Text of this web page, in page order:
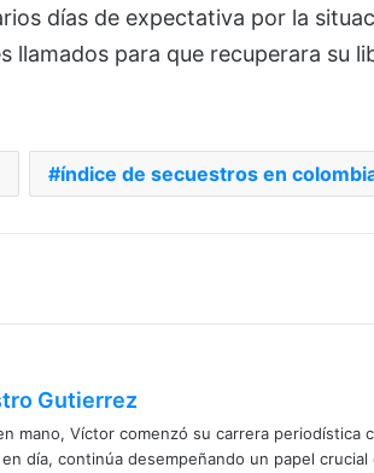
días de expectativa por la
llamados para que recuperara su
índice de secuestros en
Gutierrez
mano, Víctor comenzó su carrera periodística
día, continúa desempeñando un papel